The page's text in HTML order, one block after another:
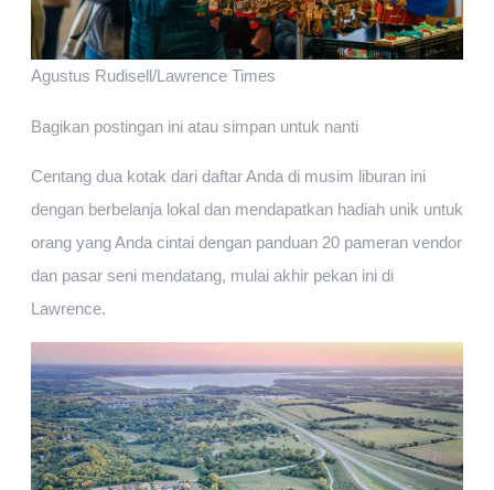
Agustus Rudisell/Lawrence Times
Bagikan postingan ini atau simpan untuk nanti
Centang dua kotak dari daftar Anda di musim liburan ini
dengan berbelanja lokal dan mendapatkan hadiah unik untuk
orang yang Anda cintai dengan panduan 20 pameran vendor
dan pasar seni mendatang, mulai akhir pekan ini di
Lawrence.